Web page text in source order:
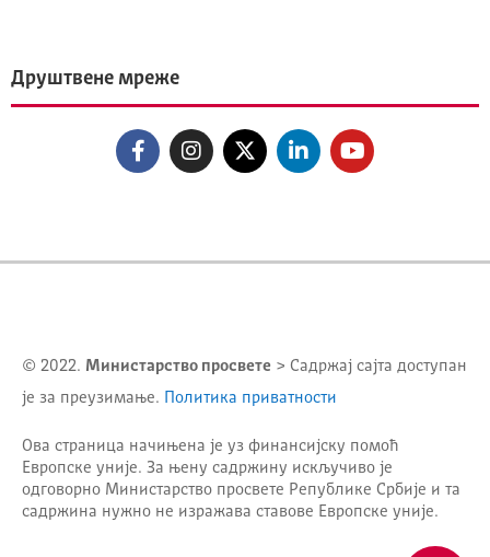
Друштвене мреже
© 2022. Министарство просвете > Садржај сајта доступан
је за преузимање. Политика приватности
Ова страница начињена је уз финансијску помоћ
Европске уније. За њену садржину искључиво је
одговорно Министарство просвете Републике Србије и та
садржина нужно не изражава ставове Европске уније.